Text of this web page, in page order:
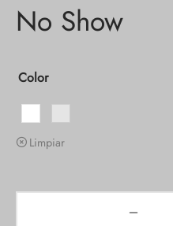
No Show
Color
Limpiar